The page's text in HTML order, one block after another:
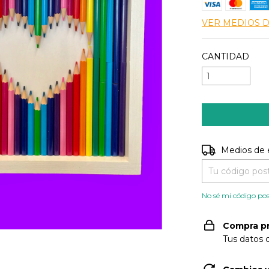
VER MEDIOS
CANTIDAD
Entregas para
Medios de
No sé mi código
Compra
Tus datos